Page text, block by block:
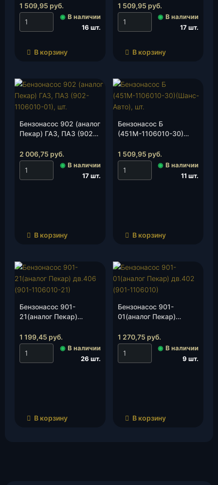
1 509,95 руб.
◉ В наличии
16 шт.
В корзину
1 509,95 руб.
◉ В наличии
17 шт.
В корзину
Бензонасос 902 (аналог
Пекар) ГАЗ, ПАЗ (902-
2 006,75 руб.
◉ В наличии
17 шт.
В корзину
Бензонасос Б
(451М-1106010-30)
1 509,95 руб.
◉ В наличии
11 шт.
В корзину
Бензонасос 901-
21(аналог Пекар)
21), шт.
1 199,45 руб.
◉ В наличии
26 шт.
В корзину
Бензонасос 901-
01(аналог Пекар)
шт.
1 270,75 руб.
◉ В наличии
9 шт.
В корзину